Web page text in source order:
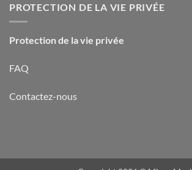
PROTECTION DE LA VIE PRIVÉE
Protection de la vie privée
FAQ
Contactez-nous